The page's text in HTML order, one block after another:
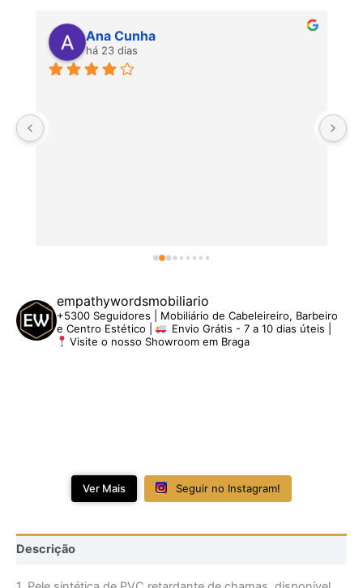
Ana Cunha
há 23 dias
empathywordsmobiliario
+5300 Seguidores | Mobiliário de Cabeleireiro, Barbeiro
e Centro Estético |
Envio Grátis - 7 a 10 dias úteis |
Visite o nosso Showroom em Braga
Ver Mais Seguir no Instagram!
Descrição